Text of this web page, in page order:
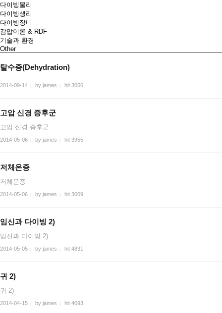
다이빙물리
다이빙생리
다이빙장비
감압이론 & RDF
기술과 환경
Other
탈수증(Dehydration)
2014-09-14 by james hit 3056
고압 신경 증후군
고압 신경 증후군
2014-05-06 by james hit 3955
저체온증
저체온증
2014-05-06 by james hit 3009
임신과 다이빙 2)
임신과 다이빙 2)…
2014-05-05 by james hit 4831
귀 2)
귀 2)
2014-04-15 by james hit 4093